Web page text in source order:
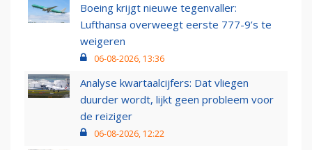
Boeing krijgt nieuwe tegenvaller:
Lufthansa overweegt eerste 777-9’s te
weigeren
06-08-2026, 13:36
Analyse kwartaalcijfers: Dat vliegen
duurder wordt, lijkt geen probleem voor
de reiziger
06-08-2026, 12:22